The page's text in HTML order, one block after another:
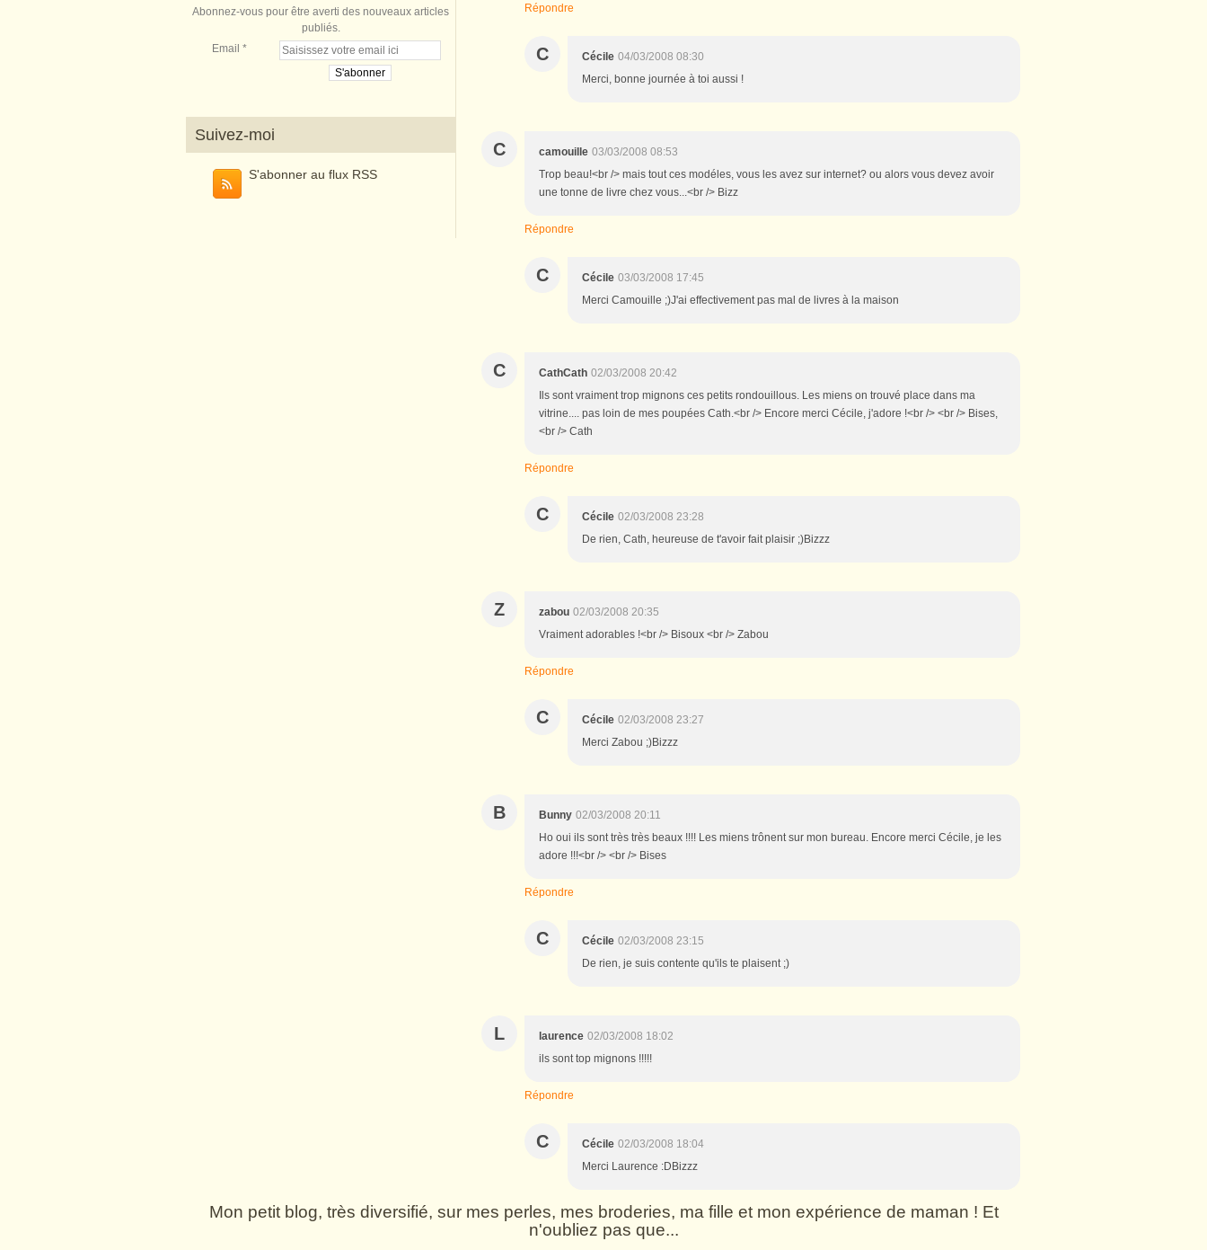
Abonnez-vous pour être averti des nouveaux articles
publiés.
Email
Suivez-moi
S'abonner au flux RSS
Répondre
C Cécile 04/03/2008 08:30
Merci, bonne journée à toi aussi !
C camouille 03/03/2008 08:53
Trop beau!<br /> mais tout ces modéles, vous les avez sur internet? ou alors vous devez avoir
une tonne de livre chez vous...<br /> Bizz
Répondre
C Cécile 03/03/2008 17:45
Merci Camouille ;)J'ai effectivement pas mal de livres à la maison
C CathCath 02/03/2008 20:42
Ils sont vraiment trop mignons ces petits rondouillous. Les miens on trouvé place dans ma
vitrine.... pas loin de mes poupées Cath.<br /> Encore merci Cécile, j'adore !<br /> <br /> Bises,
<br /> Cath
Répondre
C Cécile 02/03/2008 23:28
De rien, Cath, heureuse de t'avoir fait plaisir ;)Bizzz
Z zabou 02/03/2008 20:35
Vraiment adorables !<br /> Bisoux <br /> Zabou
Répondre
C Cécile 02/03/2008 23:27
Merci Zabou ;)Bizzz
B Bunny 02/03/2008 20:11
Ho oui ils sont très très beaux !!!! Les miens trônent sur mon bureau. Encore merci Cécile, je les
adore !!!<br /> <br /> Bises
Répondre
C Cécile 02/03/2008 23:15
De rien, je suis contente qu'ils te plaisent ;)
L laurence 02/03/2008 18:02
ils sont top mignons !!!!!
Répondre
C Cécile 02/03/2008 18:04
Merci Laurence :DBizzz
Mon petit blog, très diversifié, sur mes perles, mes broderies, ma fille et mon expérience de maman ! Et
n'oubliez pas que...